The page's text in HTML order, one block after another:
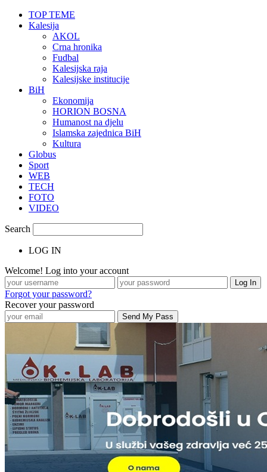
TOP TEME
Kalesija
AKOL
Crna hronika
Fudbal
Kalesijska raja
Kalesijske institucije
BiH
Ekonomija
HORION BOSNA
Humanost na djelu
Islamska zajednica BiH
Kultura
Globus
Sport
WEB
TECH
FOTO
VIDEO
Search
LOG IN
Welcome! Log into your account
Forgot your password?
Recover your password